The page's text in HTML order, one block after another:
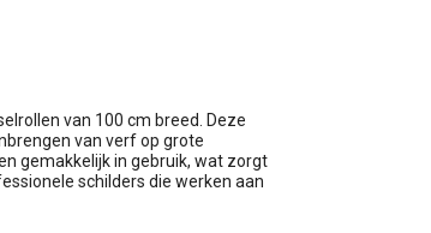
van 100 cm breed. Deze
van verf op grote
gemakkelijk in gebruik, wat zorgt
schilders die werken aan